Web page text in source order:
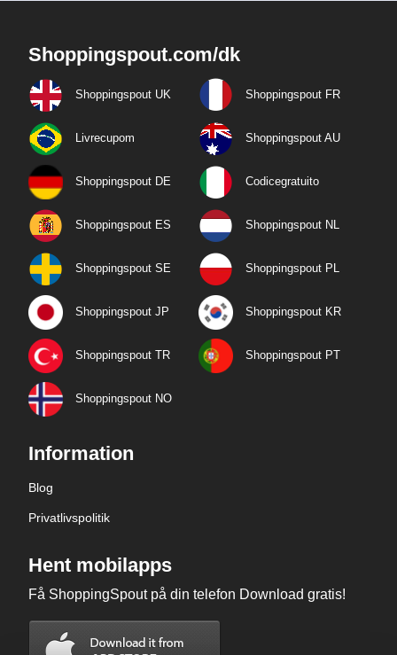
Shoppingspout.com/dk
Shoppingspout UK Shoppingspout FR
Livrecupom Shoppingspout AU
Shoppingspout DE Codicegratuito
Shoppingspout ES Shoppingspout NL
Shoppingspout SE Shoppingspout PL
Shoppingspout JP Shoppingspout KR
Shoppingspout TR Shoppingspout PT
Shoppingspout NO
Information
Blog
Privatlivspolitik
Hent mobilapps
Få ShoppingSpout på din telefon Download gratis!